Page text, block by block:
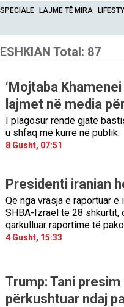
SPECIALE LAJME TË MIRA
Total: 87
‘Mojtaba
lajmet në media
I plagosur rëndë gjatë
u shfaq më kurrë në publik.
8 Gusht, 07:51
Presidenti iranian
Që nga vrasja e raportuar
SHBA-Izrael të 28 shkurtit,
qarkulluar raportime të
4 Gusht, 15:33
Trump: Tani
përkushtuar ndaj